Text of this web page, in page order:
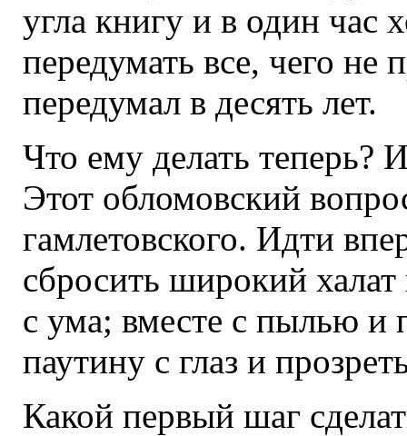
угла книгу и в один час
передумать все, чего не
передумал в десять лет.
Что ему делать теперь?
Этот обломовский
гамлетовского. Идти
сбросить широкий
с ума; вместе с пылью и
паутину с глаз и
Какой первый шаг